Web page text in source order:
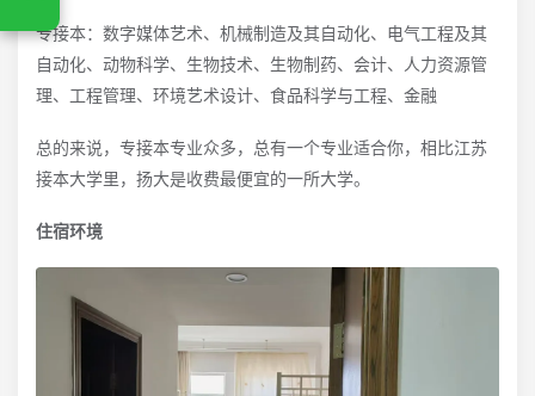
专接本：数字媒体艺术、机械制造及其自动化、电气工程及其
自动化、动物科学、生物技术、生物制药、会计、人力资源管
理、工程管理、环境艺术设计、食品科学与工程、金融
总的来说，专接本专业众多，总有一个专业适合你，相比江苏
接本大学里，扬大是收费最便宜的一所大学。
住宿环境